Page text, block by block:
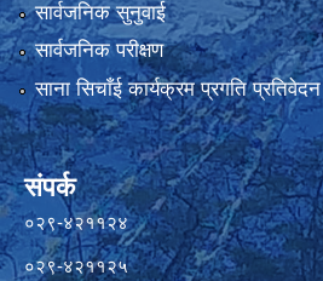
सार्वजनिक सुनुवाई
सार्वजनिक परीक्षण
साना सिचाँई कार्यक्रम प्रगति प्रतिवेदन
संपर्क
०२९-४२११२४
०२९-४२११२५